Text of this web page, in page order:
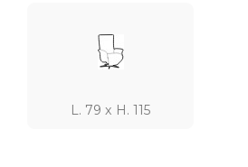
L. 79 x H. 115